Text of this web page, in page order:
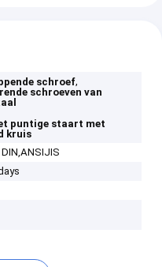
schroef,
schroeven van
puntige staart met
kruis
DIN,ANSIJIS